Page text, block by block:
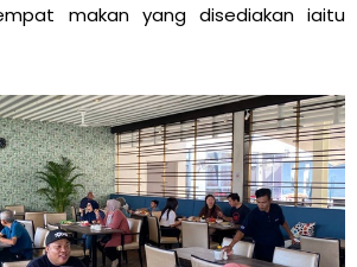
makan yang disediakan iaitu